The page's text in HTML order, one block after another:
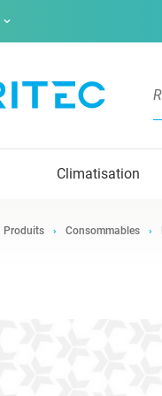
Climatisation
Produits Consommables